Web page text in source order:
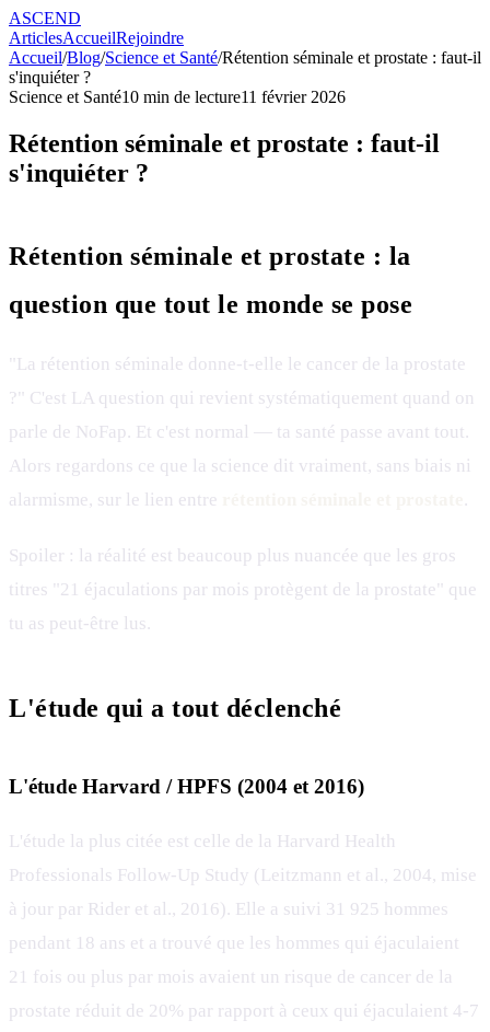
ASCEND
ArticlesAccueilRejoindre
Accueil/Blog/Science et Santé/Rétention séminale et prostate : faut-il
s'inquiéter ?
Science et Santé10 min de lecture11 février 2026
Rétention séminale et prostate : faut-il
s'inquiéter ?
Rétention séminale et prostate : la
question que tout le monde se pose
"La rétention séminale donne-t-elle le cancer de la prostate
?" C'est LA question qui revient systématiquement quand on
parle de NoFap. Et c'est normal — ta santé passe avant tout.
Alors regardons ce que la science dit vraiment, sans biais ni
alarmisme, sur le lien entre
.
Spoiler : la réalité est beaucoup plus nuancée que les gros
titres "21 éjaculations par mois protègent de la prostate" que
tu as peut-être lus.
L'étude qui a tout déclenché
L'étude Harvard / HPFS (2004 et 2016)
L'étude la plus citée est celle de la Harvard Health
Professionals Follow-Up Study (Leitzmann et al., 2004, mise
à jour par Rider et al., 2016). Elle a suivi 31 925 hommes
pendant 18 ans et a trouvé que les hommes qui éjaculaient
21 fois ou plus par mois avaient un risque de cancer de la
prostate réduit de 20% par rapport à ceux qui éjaculaient 4-7